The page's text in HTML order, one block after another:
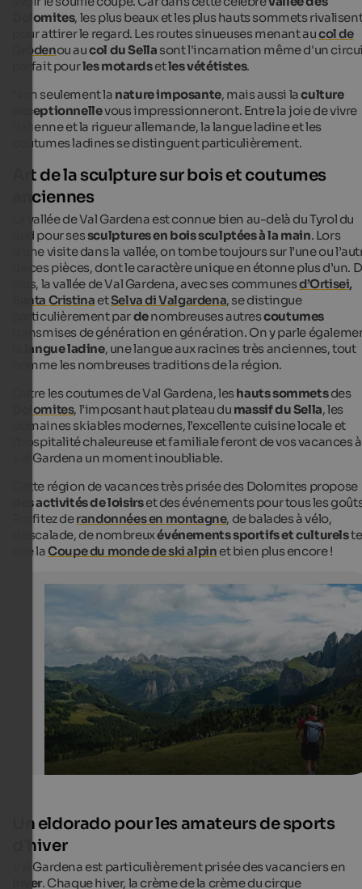
up to the Geisler peaks in the north of the Gröden valley
Internet Consulting
Dolomites, les plus beaux et les plus hauts sommets
pour attirer le regard. Les routes sinueuses menant aucol de
Grödenou aucol du Sella sont l'incarnation même d'un
parfait pourles motardsetles vététistes.
Non seulement la nature imposante, mais aussi laculture
exceptionnellevous impressionneront. Entre la joie de vivre
italienne et la rigueur allemande, la langue ladine et les
coutumes ladines se distinguent particulièrement.
Art de la sculpture sur bois et coutumes
anciennes
La vallée de Val Gardena est connue bien au-delà du Tyrol du
Sud pour sessculptures en bois sculptées à la main. Lors
d’une visite dans la vallée, on tombe toujours sur l’une ou
de ces pièces, dont le caractère unique en étonne plus d’un.
plus, la vallée de Val Gardena, avec ses communesd’Ortisei,
Santa Cristina etSelva di Valgardena, se distingue
particulièrement pardenombreuses autrescoutumes
transmises de génération en génération. On y parle
langue ladine, une langue aux racines très anciennes, tout
comme les nombreuses traditions de la région.
Outre les coutumes de Val Gardena, leshauts sommetsdes
Dolomites, l’imposant haut plateau du massif du Sella, les
domaines skiables modernes, l’excellente cuisine locale et
l’hospitalité chaleureuse et familiale feront de vos vacances à
Val Gardena un moment inoubliable.
Cette région de vacances très prisée des Dolomites propose
des activités de loisirset des événements pour tous les
Profitez derandonnées en montagne, de balades à vélo,
d’escalade, de nombreuxévénements sportifs et culturels
que laCoupe du monde de ski alpin et bien plus encore !
Un eldorado pour les amateurs de sports
d'hiver
Val Gardena est particulièrement prisée des vacanciers en
hiver. Chaque hiver, la crème de la crème du cirque